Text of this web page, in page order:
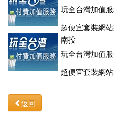
玩全台灣加值
超便宜套裝網
登、訂房系統、客房委託旅行
南投
玩全台灣加值
超便宜套裝網
返回